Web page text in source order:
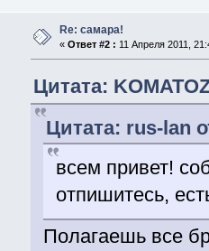
Re: самара!
«Ответ #2 : 11 Апреля 2011,
Цитата:
Цитата: rus-lan
всем привет!
отпишитесь,
Полагаешь все